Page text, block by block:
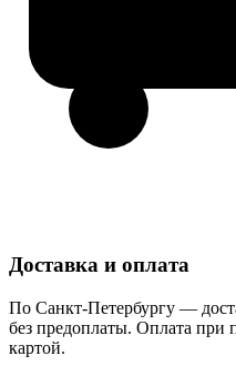
Доставка и оплата
По Санкт-Петербургу —
без предоплаты. Оплата
картой.